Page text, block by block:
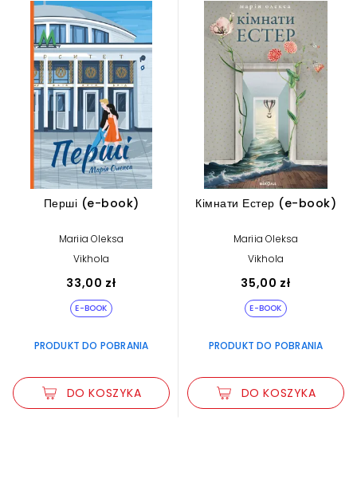
Перші (e-book)
Mariia Oleksa
Vikhola
33,00 zł
E-BOOK
PRODUKT DO POBRANIA
DO KOSZYKA
Кімнати Естер (e-book)
Mariia Oleksa
Vikhola
35,00 zł
E-BOOK
PRODUKT DO POBRANIA
DO KOSZYKA